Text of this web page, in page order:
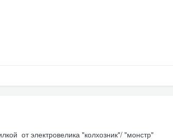
от электровелика "колхозник"/ "монстр"